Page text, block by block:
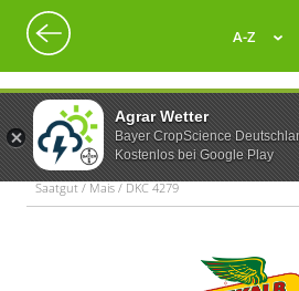
Agrar Wetter
Bayer CropScience
Kostenlos bei Google Play
A-Z
Saatgut / Mais / DKC 4279